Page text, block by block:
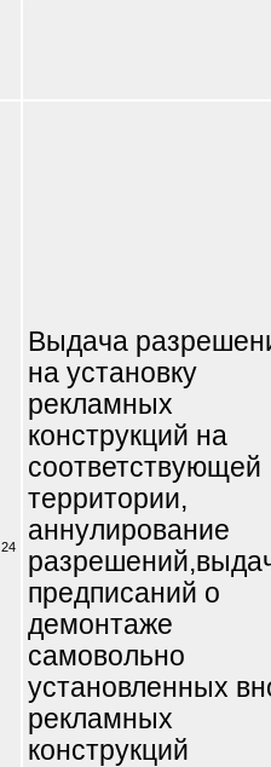
24
Выдача
на установку
рекламных
конструкций на
соответствующей
территории,
аннулирование
предписаний о
демонтаже
самовольно
установленных
рекламных
конструкций